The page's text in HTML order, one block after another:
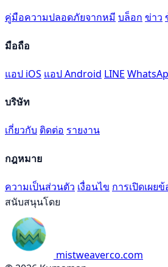
คู่มือความปลอดภัยจากหมี บล็อก ข่าว
มือถือ
แอป iOS แอป Android LINE
บริษัท
เกี่ยวกับ ติดต่อ รายงาน
กฎหมาย
ความเป็นส่วนตัว เงื่อนไข การเปิดเผย
สนับสนุนโดย
mistweaverco.com